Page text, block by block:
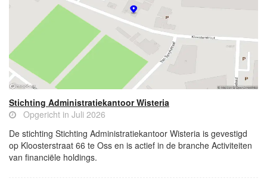
Stichting Administratiekantoor Wisteria
Opgericht in Juli 2026
De stichting Stichting Administratiekantoor Wisteria is gevestigd
op Kloosterstraat 66 te Oss en is actief in de branche Activiteiten
van financiële holdings.